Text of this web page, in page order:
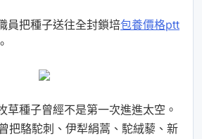
員把種子送往全封鎖培包養價格ptt
草種子曾經不是第一次進進太空。
把駱駝刺、伊犁絹蒿、駝絨藜、新